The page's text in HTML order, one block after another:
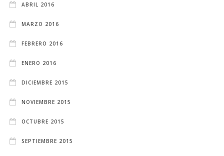
ABRIL 2016
MARZO 2016
FEBRERO 2016
ENERO 2016
DICIEMBRE 2015
NOVIEMBRE 2015
OCTUBRE 2015
SEPTIEMBRE 2015